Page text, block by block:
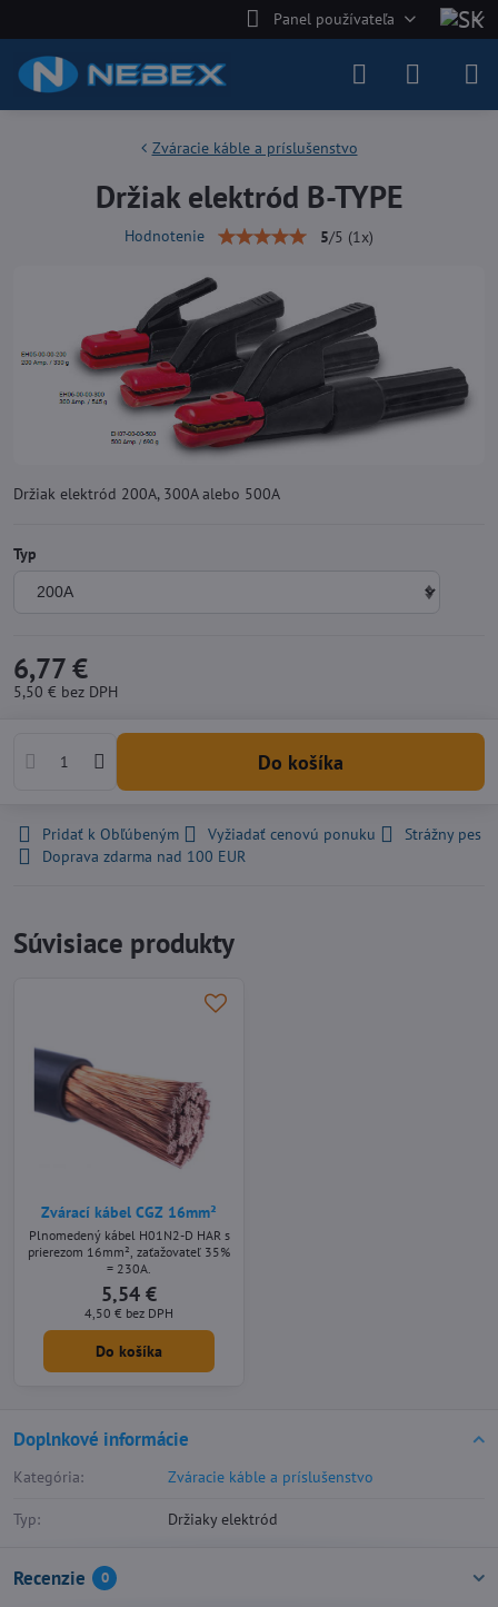
Panel používateľa
Zváracie káble a príslušenstvo
Držiak elektród B-TYPE
Hodnotenie 5/5 (1 x)
Držiak elektród 200A, 300A alebo 500A
Typ
6,77 €
5,50 € bez DPH
Do košíka
Pridať k Obľúbeným Vyžiadať cenovú ponuku
Strážny pes
Doprava zdarma nad 100 EUR
Doplnkové informácie
Kategória: Zváracie káble a príslušenstvo
Typ: Držiaky elektród
Recenzie 0
Súvisiace produkty
Zvárací kábel CGZ 16mm²
Plnomedený kábel H01N2-D HAR s
prierezom 16mm², zaťažovateľ 35%
= 230A.
5,54 €
4,50 € bez DPH
Do košíka